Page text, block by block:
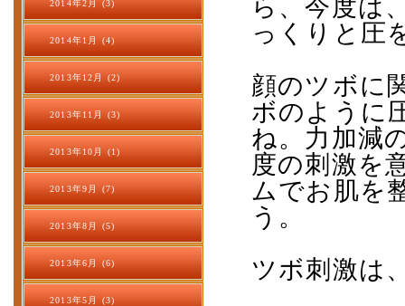
ら、今度は
っくりと圧
顔のツボに
ボのように
ね。力加減
度の刺激を
ムでお肌を
う。
ツボ刺激は
2014年2月 (3)
2014年1月 (4)
2013年12月 (2)
2013年11月 (3)
2013年10月 (1)
2013年9月 (7)
2013年8月 (5)
2013年6月 (6)
2013年5月 (3)